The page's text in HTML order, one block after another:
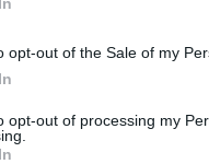
opt-out of the Sale of my
opt-out of processing my
tesz
ID.3 Pro esetében.
30 percen belül 5-80
van szüksége,